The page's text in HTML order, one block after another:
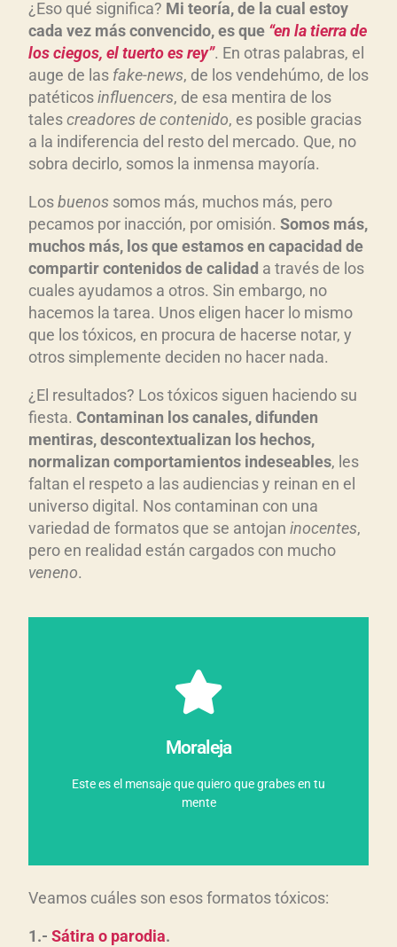
¿Eso qué significa? Mi teoría, de la cual estoy
cada vez más convencido, es que “en la tierra de
los ciegos, el tuerto es rey”. En otras palabras, el
auge de las fake-news, de los vendehúmo, de los
patéticosinfluencers, de esa mentira de los
talescreadores de contenido, es posible gracias
a la indiferencia del resto del mercado. Que, no
sobra decirlo, somos la inmensa mayoría.
Losbuenos somos más, muchos más, pero
pecamos por inacción, por omisión. Somos más,
muchos más, los que estamos en capacidad de
compartir contenidos de calidad a través de los
cuales ayudamos a otros. Sin embargo, no
hacemos la tarea. Unos eligen hacer lo mismo
que los tóxicos, en procura de hacerse notar, y
otros simplemente deciden no hacer nada.
¿El resultados? Los tóxicos siguen haciendo su
fiesta. Contaminan los canales, difunden
mentiras, descontextualizan los hechos,
normalizan comportamientos indeseables, les
faltan el respeto a las audiencias y reinan en el
universo digital. Nos contaminan con una
variedad de formatos que se antojan inocentes,
pero en realidad están cargados con mucho
veneno.
Moraleja
Este es el mensaje que quiero que grabes en tu
mente
¡Los buenos somos más, muchos
más!
El caldo de cultivo de la infoxicación es la mezcla
la ignorancia y la avaricia de las audiencias, por
otro. Por eso, es importante que entiendas que
puedes ser parte de la solución.
Veamos cuáles son esos formatos tóxicos:
1.- Sátira o parodia.